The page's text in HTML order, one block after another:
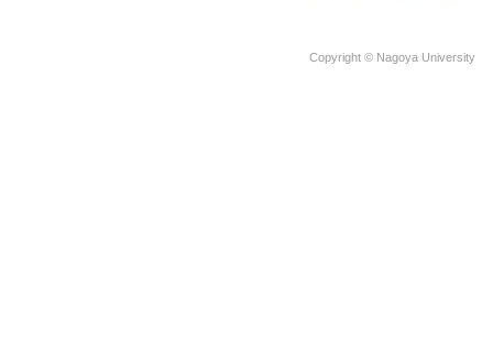
Copyright © Nagoya University